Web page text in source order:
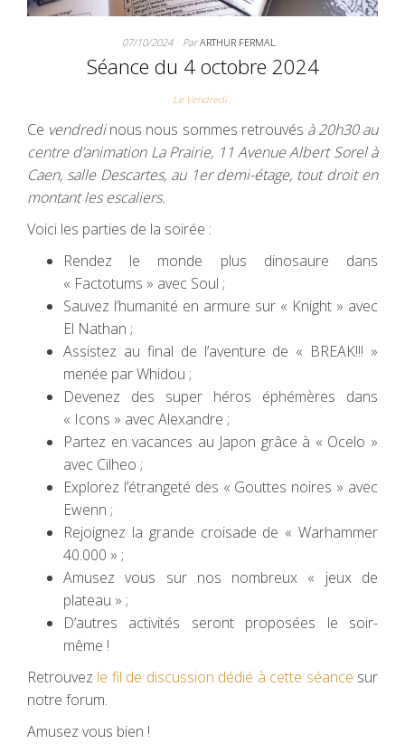
07/10/2024 ParARTHUR FERMAL
Séance du 4 octobre 2024
Le Vendredi
Ce vendredinous nous sommes retrouvés à 20h30 au
centre d’animation La Prairie, 11 Avenue Albert Sorel à
Caen, salle Descartes, au 1er demi-étage, tout droit en
montant les escaliers.
Voici les parties de la soirée :
Rendez le monde plus dinosaure dans
« Factotums » avec Soul ;
Sauvez l’humanité en armure sur « Knight » avec
El Nathan ;
Assistez au final de l’aventure de « BREAK!!! »
menée par Whidou ;
Devenez des super héros éphémères dans
« Icons » avec Alexandre ;
Partez en vacances au Japon grâce à « Ocelo »
avec Cilheo ;
Explorez l’étrangeté des « Gouttes noires » avec
Ewenn ;
Rejoignez la grande croisade de « Warhammer
40.000 » ;
Amusez vous sur nos nombreux « jeux de
plateau » ;
D’autres activités seront proposées le soir-
même !
Retrouvez le fil de discussion dédié à cette séance sur
notre forum.
Amusez vous bien !